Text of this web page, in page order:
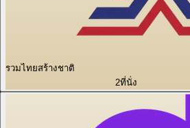
รวมไทยสร้างชาติ
2ที่นั่ง